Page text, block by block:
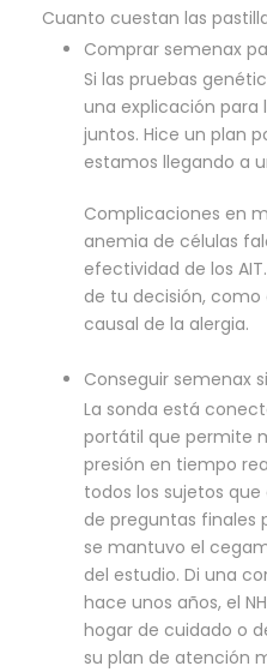
Cuanto cuestan las
Comprar semenax
Si las pruebas
una explicación para
juntos. Hice un plan
estamos llegando a
Complicaciones en
anemia de células
efectividad de los
de tu decisión,
causal de la alergia.
Conseguir semenax
La sonda está
portátil que permite
presión en tiempo
todos los sujetos
de preguntas finales
se mantuvo el
del estudio. Di una
hace unos años, el
hogar de cuidado o
su plan de atención